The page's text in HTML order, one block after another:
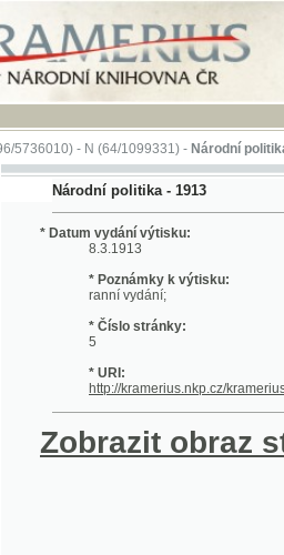
-N(64/1099331) -Národní politika(1/
Národní politika - 1913
* Datum vydání výtisku:
8.3.1913
* Poznámky k výtisku:
* Číslo stránky:
* URI:
Zobrazit obraz